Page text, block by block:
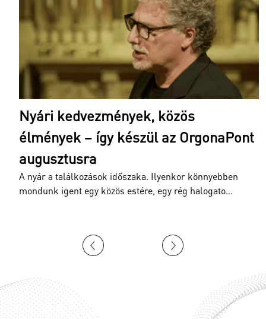
Kecskés Mónika és Deák László közös
koncertje
Orgona és orgona
Veszprém, Szent Mihály Főszékesegyház
Nyári kedvezmények, közös
élmények – így készül az OrgonaPont
augusztusra
A nyár a találkozások időszaka. Ilyenkor könnyebben
mondunk igent egy közös estére, egy rég halogato...